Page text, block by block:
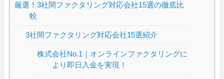
厳選！3社間ファクタリング対応会社15選の徹底比
較
3社間ファクタリング対応会社15選紹介
株式会社No.1｜オンラインファクタリングに
より即日入金を実現！